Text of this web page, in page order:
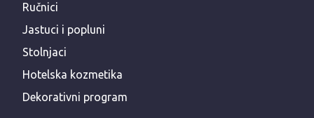
Ručnici
Jastuci i popluni
Stolnjaci
Hotelska kozmetika
Dekorativni program